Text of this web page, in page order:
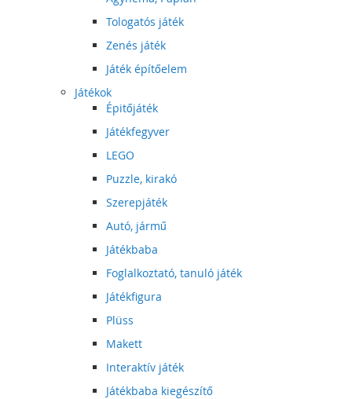
Tologatós játék
Zenés játék
Játék építőelem
Játékok
Épitőjáték
Játékfegyver
LEGO
Puzzle, kirakó
Szerepjáték
Autó, jármű
Játékbaba
Foglalkoztató, tanuló játék
Játékfigura
Plüss
Makett
Interaktív játék
Játékbaba kiegészítő